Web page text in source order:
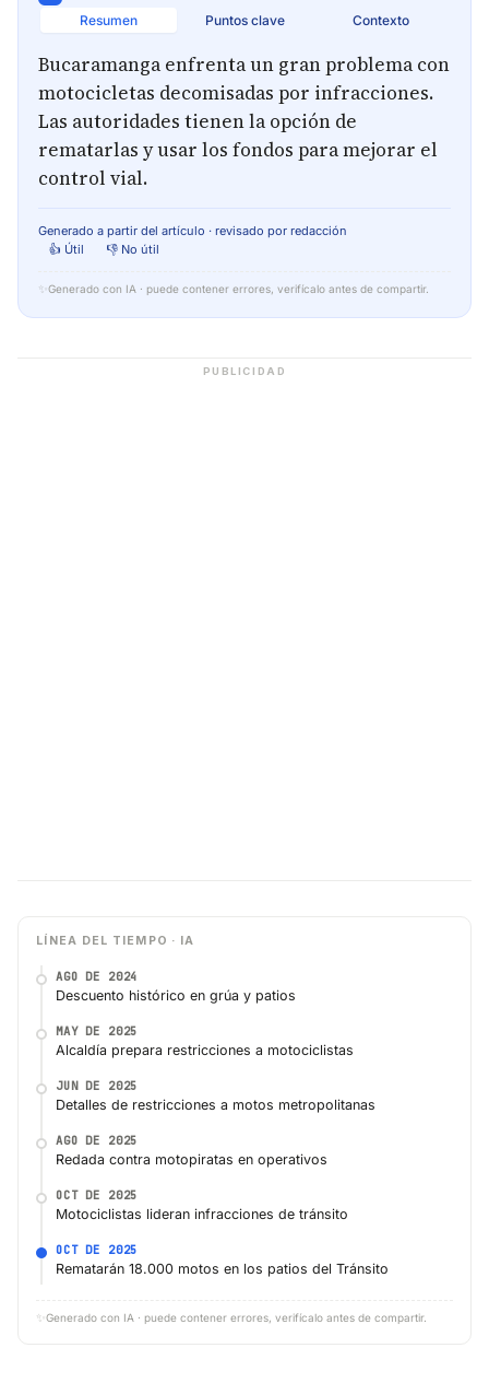
Resumen Puntos clave Contexto
Bucaramanga enfrenta un gran problema con
motocicletas decomisadas por infracciones.
Las autoridades tienen la opción de
rematarlas y usar los fondos para mejorar el
control vial.
Generado a partir del artículo · revisado por redacción
👍 Útil
👎 No útil
✨ Generado con IA · puede contener errores, verifícalo antes de compartir.
PUBLICIDAD
LÍNEA DEL TIEMPO · IA
AGO DE 2024
Descuento histórico en grúa y patios
MAY DE 2025
Alcaldía prepara restricciones a motociclistas
JUN DE 2025
Detalles de restricciones a motos metropolitanas
AGO DE 2025
Redada contra motopiratas en operativos
OCT DE 2025
Motociclistas lideran infracciones de tránsito
OCT DE 2025
Rematarán 18.000 motos en los patios del Tránsito
✨ Generado con IA · puede contener errores, verifícalo antes de compartir.